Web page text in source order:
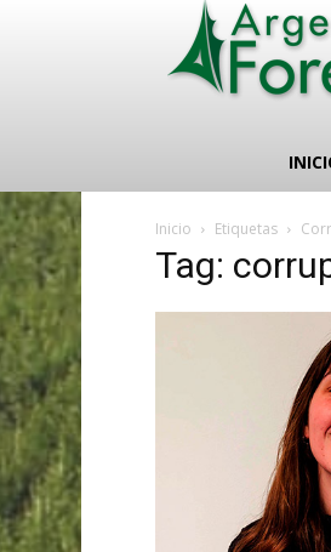
Inicio Etiquetas
Tag: